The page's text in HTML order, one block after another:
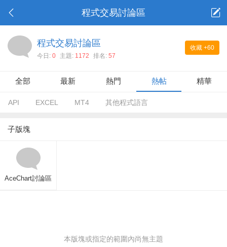
程式交易討論區
收藏 +60
程式交易討論區
今日: 0 主題: 1172 排名: 57
全部 最新 熱門 熱帖 精華
API EXCEL MT4 其他程式語言
子版塊
AceChart討論區
本版塊或指定的範圍內尚無主題